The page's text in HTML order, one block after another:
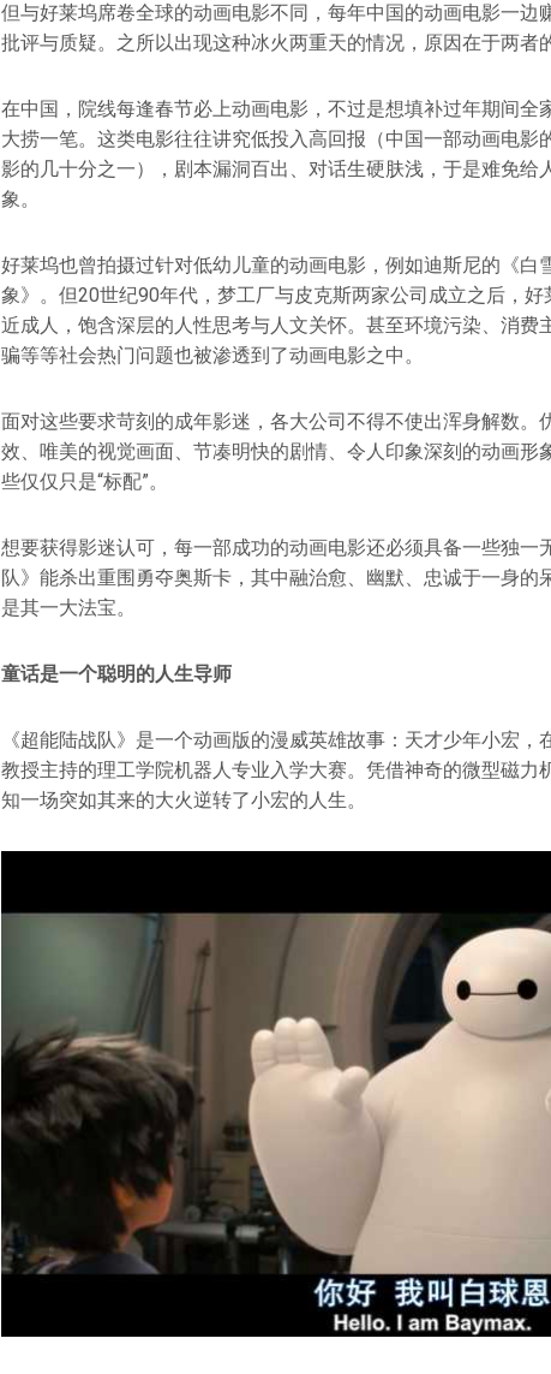
但与好莱坞席卷全球的动画电影不同，每年中国的动画电影一边
批评与质疑。之所以出现这种冰火两重天的情况，原因在于两者
在中国，院线每逢春节必上动画电影，不过是想填补过年期间全
大捞一笔。这类电影往往讲究低投入高回报（中国一部动画电影
影的几十分之一），剧本漏洞百出、对话生硬肤浅，于是难免给
象。
好莱坞也曾拍摄过针对低幼儿童的动画电影，例如迪斯尼的《白
象》。但20世纪90年代，梦工厂与皮克斯两家公司成立之后，
近成人，饱含深层的人性思考与人文关怀。甚至环境污染、消费
骗等等社会热门问题也被渗透到了动画电影之中。
面对这些要求苛刻的成年影迷，各大公司不得不使出浑身解数。
效、唯美的视觉画面、节凑明快的剧情、令人印象深刻的动画形
些仅仅只是“标配”。
想要获得影迷认可，每一部成功的动画电影还必须具备一些独一
队》能杀出重围勇夺奥斯卡，其中融治愈、幽默、忠诚于一身的
是其一大法宝。
童话是一个聪明的人生导师
《超能陆战队》是一个动画版的漫威英雄故事：天才少年小宏，
教授主持的理工学院机器人专业入学大赛。凭借神奇的微型磁力
知一场突如其来的大火逆转了小宏的人生。